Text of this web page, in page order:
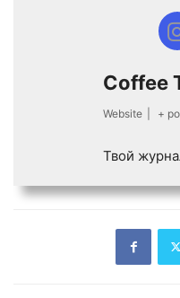
Coffee
Website +
Твой